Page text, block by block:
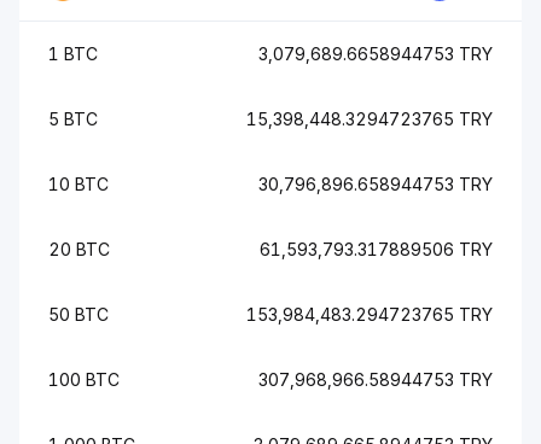
1 BTC 3,079,689.6658944753 TRY
5 BTC 15,398,448.3294723765 TRY
10 BTC 30,796,896.658944753 TRY
20 BTC 61,593,793.317889506 TRY
50 BTC 153,984,483.294723765 TRY
100 BTC 307,968,966.58944753 TRY